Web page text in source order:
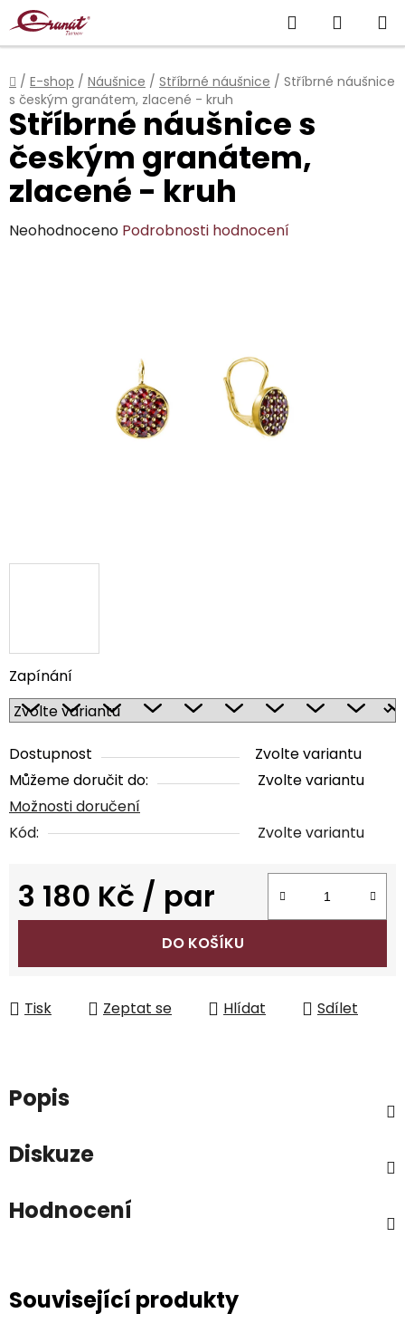
Přejít
na
obsah
Hledat
KOŠÍK
Domů
/ E-shop / Náušnice / Stříbrné náušnice / Stříbrné náušnice
s českým granátem, zlacené - kruh
Zapínání
Dostupnost
Zvolte variantu
Můžeme doručit do:
Zvolte variantu
Možnosti doručení
Kód:
Zvolte variantu
3 180 Kč / par
Měrná cena:
DO KOŠÍKU
Tisk Zeptat se Hlídat Sdílet
Stříbrné náušnice s
českým granátem,
zlacené - kruh
Průměrné
Neohodnoceno Podrobnosti hodnocení
Popis
Diskuze
Hodnocení
Související produkty